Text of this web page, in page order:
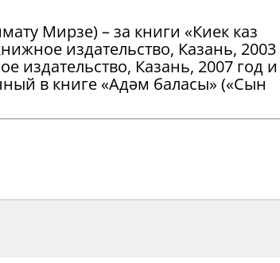
Мирзе) – за книги «Киек каз
издательство, Казань, 2003
издательство, Казань, 2007 год и
в книге «Адәм баласы» («Сын